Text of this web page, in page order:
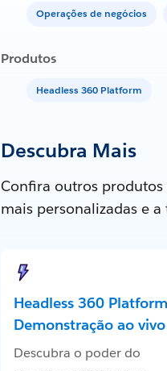
Operações de negócios
Produtos
Headless 360 Platform
Descubra Mais
Confira outros
mais personalizadas e
Headless 360 Platform
Demonstração ao vivo
Descubra o poder do